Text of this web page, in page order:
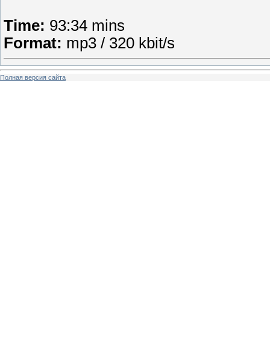
Time: 93:34 mins
Format: mp3 / 320 kbit/s
Полная версия сайта